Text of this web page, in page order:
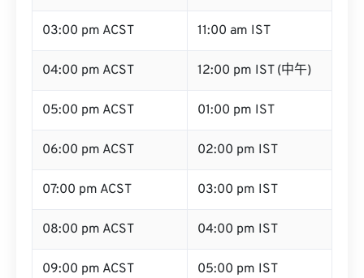
03:00 pm ACST 11:00 am IST
04:00 pm ACST 12:00 pm IST (中午)
05:00 pm ACST 01:00 pm IST
06:00 pm ACST 02:00 pm IST
07:00 pm ACST 03:00 pm IST
08:00 pm ACST 04:00 pm IST
09:00 pm ACST 05:00 pm IST